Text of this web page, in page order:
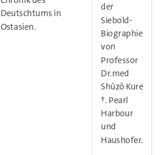
Deutschtums in
Ostasien.
der
Siebold-
Biographie
von
Professor
Dr.med
Shûzô Kure
†. Pearl
Harbour
und
Haushofer.